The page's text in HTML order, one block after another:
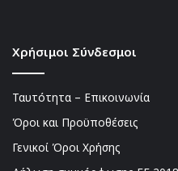
Χρήσιμοι Σύνδεσμοι
Ταυτότητα – Επικοινωνία
Όροι και Προϋποθέσεις
Γενικοί Όροι Χρήσης